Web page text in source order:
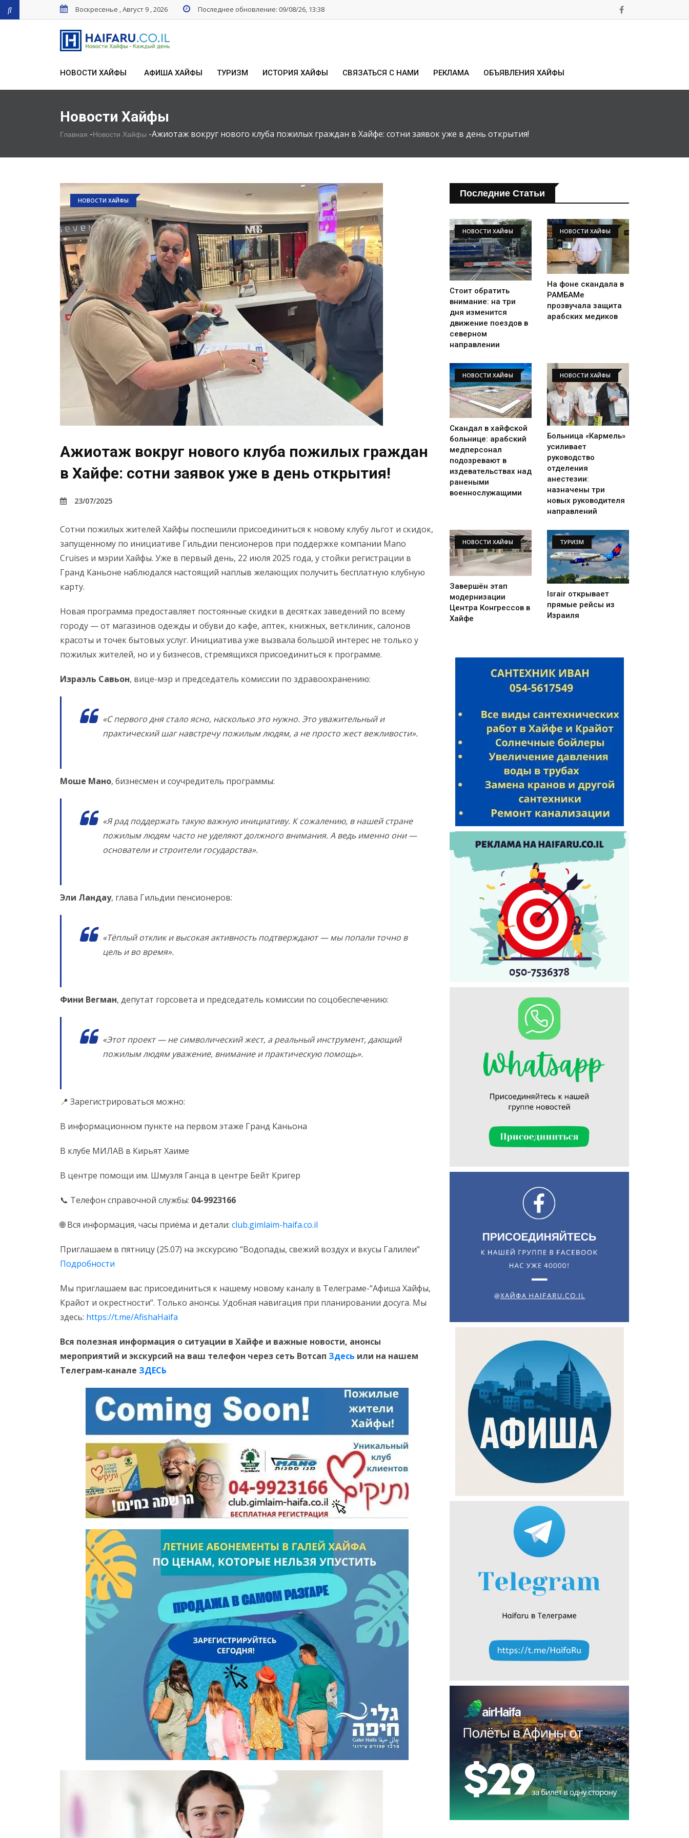
Воскресенье , Август 9 , 2026 Последнее обновление: 09/08/26, 13:38
НОВОСТИ ХАЙФЫ АФИША ХАЙФЫ ТУРИЗМ ИСТОРИЯ ХАЙФЫ СВЯЗАТЬСЯ С НАМИ РЕКЛАМА ОБЪЯВЛЕНИЯ ХАЙФЫ
Новости Хайфы
Главная -Новости Хайфы -Ажиотаж вокруг нового клуба пожилых граждан в Хайфе: сотни заявок уже в день открытия!
НОВОСТИ ХАЙФЫ
Ажиотаж вокруг нового клуба пожилых граждан
в Хайфе: сотни заявок уже в день открытия!
23/07/2025
Сотни пожилых жителей Хайфы поспешили присоединиться к новому клубу льгот и скидок,
запущенному по инициативе Гильдии пенсионеров при поддержке компании Mano
Cruises и мэрии Хайфы. Уже в первый день, 22 июля 2025 года, у стойки регистрации в
Гранд Каньоне наблюдался настоящий наплыв желающих получить бесплатную клубную
карту.
Новая программа предоставляет постоянные скидки в десятках заведений по всему
городу — от магазинов одежды и обуви до кафе, аптек, книжных, ветклиник, салонов
красоты и точек бытовых услуг. Инициатива уже вызвала большой интерес не только у
пожилых жителей, но и у бизнесов, стремящихся присоединиться к программе.
Израэль Савьон, вице-мэр и председатель комиссии по здравоохранению:
«С первого дня стало ясно, насколько это нужно. Это уважительный и
практический шаг навстречу пожилым людям, а не просто жест вежливости».
Моше Мано, бизнесмен и соучредитель программы:
«Я рад поддержать такую важную инициативу. К сожалению, в нашей стране
пожилым людям часто не уделяют должного внимания. А ведь именно они —
основатели и строители государства».
Эли Ландау, глава Гильдии пенсионеров:
«Тёплый отклик и высокая активность подтверждают — мы попали точно в
цель и во время».
Фини Вегман, депутат горсовета и председатель комиссии по соцобеспечению:
«Этот проект — не символический жест, а реальный инструмент, дающий
пожилым людям уважение, внимание и практическую помощь».
📍 Зарегистрироваться можно:
В информационном пункте на первом этаже Гранд Каньона
В клубе МИЛАВ в Кирьят Хаиме
В центре помощи им. Шмуэля Ганца в центре Бейт Кригер
📞 Телефон справочной службы: 04-9923166
🌐 Вся информация, часы приёма и детали: club.gimlaim-haifa.co.il
Приглашаем в пятницу (25.07) на экскурсию “Водопады, свежий воздух и вкусы Галилеи”
Подробности
Мы приглашаем вас присоединиться к нашему новому каналу в Телеграме-“Афиша Хайфы,
Крайот и окрестности”. Только анонсы. Удобная навигация при планировании досуга. Мы
здесь: https://t.me/AfishaHaifa
Вся полезная информация о ситуации в Хайфе и важные новости, анонсы
мероприятий и экскурсий на ваш телефон через сеть Вотсап Здесь или на нашем
Телеграм-канале ЗДЕСЬ
Последние Статьи
НОВОСТИ ХАЙФЫ
Стоит обратить
внимание: на три
дня изменится
движение поездов в
северном
направлении
НОВОСТИ ХАЙФЫ
На фоне скандала в
РАМБАМе
прозвучала защита
арабских медиков
НОВОСТИ ХАЙФЫ
Скандал в хайфской
больнице: арабский
медперсонал
подозревают в
издевательствах над
ранеными
военнослужащими
НОВОСТИ ХАЙФЫ
Больница «Кармель»
усиливает
руководство
отделения
анестезии:
назначены три
новых руководителя
направлений
НОВОСТИ ХАЙФЫ
Завершён этап
модернизации
Центра Конгрессов в
Хайфе
ТУРИЗМ
Israir открывает
прямые рейсы из
Израиля